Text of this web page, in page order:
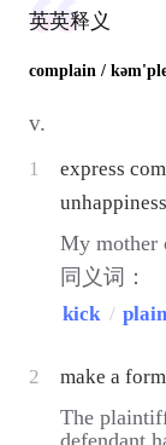
英英释义
complain /
v.
1
express
unhappiness
My mother
同义词：
kick / plain
2 make a
The
defendant